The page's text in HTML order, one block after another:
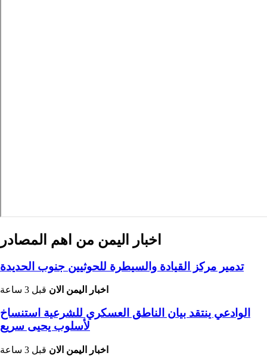
اخبار اليمن من اهم المصادر
تدمير مركز القيادة والسيطرة للحوثيين جنوب الحديدة
اخبار اليمن الان قبل 3 ساعة
الوادعي ينتقد بيان الناطق العسكري للشرعية استنساخ
لأسلوب يحيى سريع
اخبار اليمن الان قبل 3 ساعة